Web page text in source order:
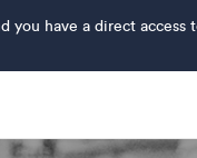
you have a direct